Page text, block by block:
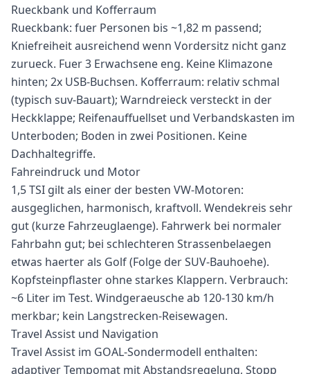
Rueckbank und Kofferraum
Rueckbank: fuer Personen bis ~1,82 m passend;
Kniefreiheit ausreichend wenn Vordersitz nicht ganz
zurueck. Fuer 3 Erwachsene eng. Keine Klimazone
hinten; 2x USB-Buchsen. Kofferraum: relativ schmal
(typisch suv-Bauart); Warndreieck versteckt in der
Heckklappe; Reifenauffuellset und Verbandskasten im
Unterboden; Boden in zwei Positionen. Keine
Dachhaltegriffe.
Fahreindruck und Motor
1,5 TSI gilt als einer der besten VW-Motoren:
ausgeglichen, harmonisch, kraftvoll. Wendekreis sehr
gut (kurze Fahrzeuglaenge). Fahrwerk bei normaler
Fahrbahn gut; bei schlechteren Strassenbelaegen
etwas haerter als Golf (Folge der SUV-Bauhoehe).
Kopfsteinpflaster ohne starkes Klappern. Verbrauch:
~6 Liter im Test. Windgeraeusche ab 120-130 km/h
merkbar; kein Langstrecken-Reisewagen.
Travel Assist und Navigation
Travel Assist im GOAL-Sondermodell enthalten:
adaptiver Tempomat mit Abstandsregelung, Stopp